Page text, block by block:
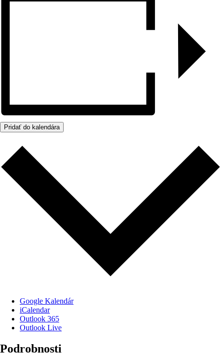
Pridať do kalendára
Google Kalendár
iCalendar
Outlook 365
Outlook Live
Podrobnosti